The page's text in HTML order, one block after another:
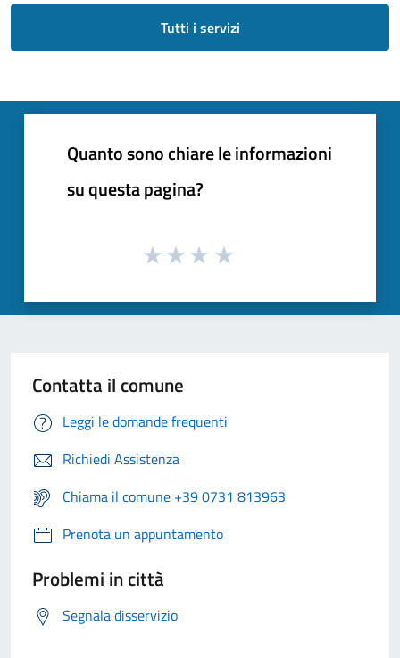
Tutti i servizi
Quanto sono chiare le informazioni
su questa pagina?
Contatta il comune
Leggi le domande frequenti
Richiedi Assistenza
Chiama il comune +39 0731 813963
Prenota un appuntamento
Problemi in città
Segnala disservizio